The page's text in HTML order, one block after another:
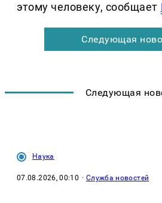
этому человеку, сообщает
Следующая
Следующая
Наука
07.08.2026, 00:10 · Служба новостей